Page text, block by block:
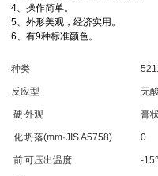
4、操作简单。
5、外形美观，经济实用。
6、有9种标准颜色。
种类
反应型 无
硬
化
前
外观 膏
坍落(mm·JIS A5758) 0
可压出温度 -